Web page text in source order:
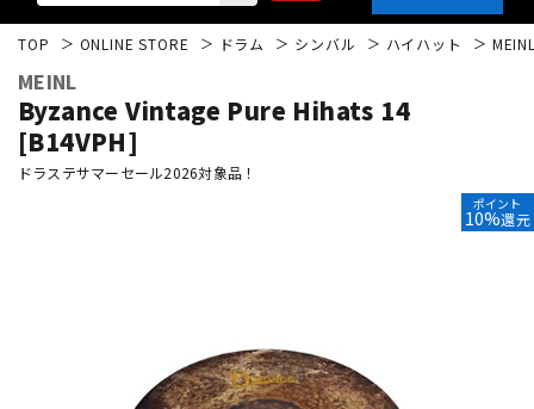
エレキギター
TOP ONLINE STORE ドラム シンバル ハイハット
MEINL
Byzance Vintage Pure Hihats 14
[B14VPH]
ドラステサマーセール2026対象品！
ポイント
10%還元